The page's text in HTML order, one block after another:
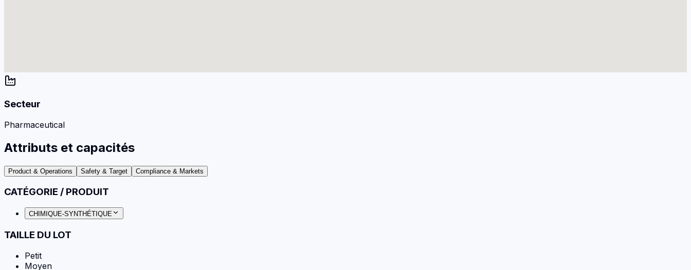
Secteur
Pharmaceutical
Attributs et capacités
Product & Operations Safety & Target Compliance & Markets
CATÉGORIE / PRODUIT
CHIMIQUE-SYNTHÉTIQUE
TAILLE DU LOT
Petit
Moyen